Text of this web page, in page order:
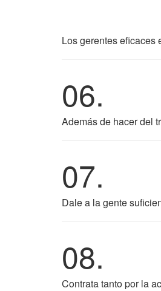
Los gerentes eficaces
06.
Además de hacer del
07.
Dale a la gente
08.
Contrata tanto por la